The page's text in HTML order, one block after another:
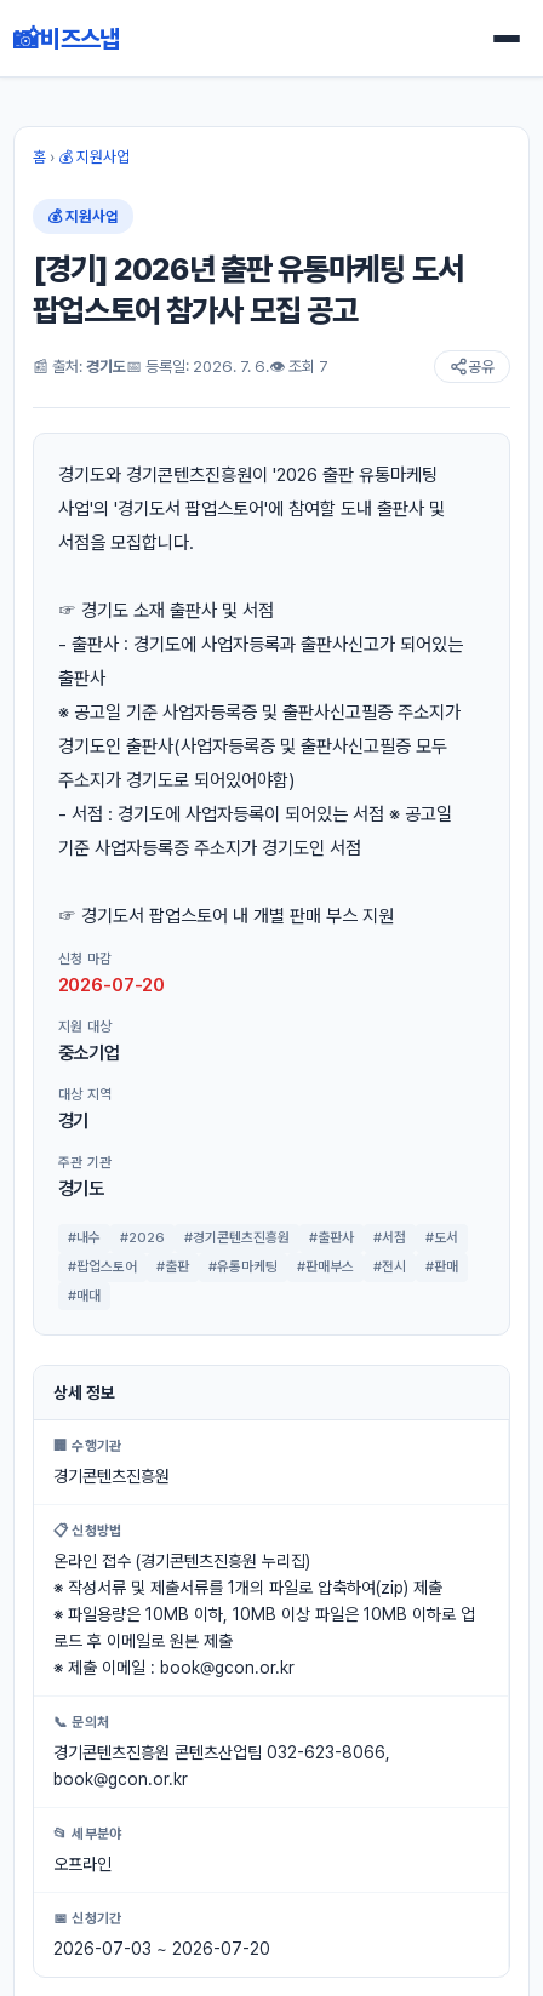
📸비즈스냅
홈› 💰 지원사업
💰 지원사업
[경기] 2026년 출판 유통마케팅 도서
팝업스토어 참가사 모집 공고
📰 출처: 경기도📅 등록일: 2026. 7. 6.👁 조회 7 공유
경기도와 경기콘텐츠진흥원이 '2026 출판 유통마케팅
사업'의 '경기도서 팝업스토어'에 참여할 도내 출판사 및
서점을 모집합니다.
☞ 경기도 소재 출판사 및 서점
- 출판사 : 경기도에 사업자등록과 출판사신고가 되어있는
출판사
※ 공고일 기준 사업자등록증 및 출판사신고필증 주소지가
경기도인 출판사(사업자등록증 및 출판사신고필증 모두
주소지가 경기도로 되어있어야함)
- 서점 : 경기도에 사업자등록이 되어있는 서점 ※ 공고일
기준 사업자등록증 주소지가 경기도인 서점
☞ 경기도서 팝업스토어 내 개별 판매 부스 지원
신청 마감
2026-07-20
지원 대상
중소기업
대상 지역
경기
주관 기관
경기도
#내수 #2026 #경기콘텐츠진흥원 #출판사 #서점
#도서
#팝업스토어
#출판 #유통마케팅 #판매부스 #전시
#판매
#매대
상세 정보
🏢 수행기관
경기콘텐츠진흥원
📋 신청방법
온라인 접수 (경기콘텐츠진흥원 누리집)
※ 작성서류 및 제출서류를 1개의 파일로 압축하여(zip) 제출
※ 파일용량은 10MB 이하, 10MB 이상 파일은 10MB 이하로 업
로드 후 이메일로 원본 제출
※ 제출 이메일 : book@gcon.or.kr
📞 문의처
경기콘텐츠진흥원 콘텐츠산업팀 032-623-8066,
book@gcon.or.kr
📂 세부분야
오프라인
📅 신청기간
2026-07-03 ~ 2026-07-20